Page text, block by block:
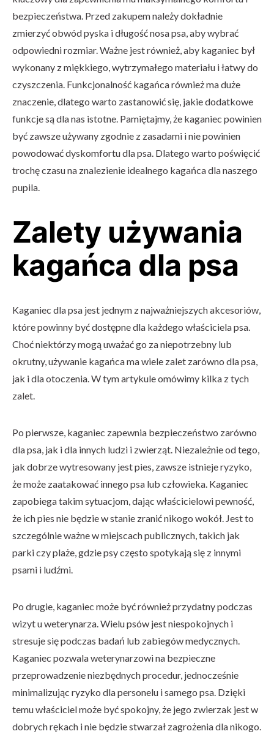
bezpieczeństwa. Przed zakupem należy dokładnie
zmierzyć obwód pyska i długość nosa psa, aby wybrać
odpowiedni rozmiar. Ważne jest również, aby kaganiec był
wykonany z miękkiego, wytrzymałego materiału i łatwy do
czyszczenia. Funkcjonalność kagańca również ma duże
znaczenie, dlatego warto zastanowić się, jakie dodatkowe
funkcje są dla nas istotne. Pamiętajmy, że kaganiec powinien
być zawsze używany zgodnie z zasadami i nie powinien
powodować dyskomfortu dla psa. Dlatego warto poświęcić
trochę czasu na znalezienie idealnego kagańca dla naszego
pupila.
Zalety używania
kagańca dla psa
Kaganiec dla psa jest jednym z najważniejszych akcesoriów,
które powinny być dostępne dla każdego właściciela psa.
Choć niektórzy mogą uważać go za niepotrzebny lub
okrutny, używanie kagańca ma wiele zalet zarówno dla psa,
jak i dla otoczenia. W tym artykule omówimy kilka z tych
zalet.
Po pierwsze, kaganiec zapewnia bezpieczeństwo zarówno
dla psa, jak i dla innych ludzi i zwierząt. Niezależnie od tego,
jak dobrze wytresowany jest pies, zawsze istnieje ryzyko,
że może zaatakować innego psa lub człowieka. Kaganiec
zapobiega takim sytuacjom, dając właścicielowi pewność,
że ich pies nie będzie w stanie zranić nikogo wokół. Jest to
szczególnie ważne w miejscach publicznych, takich jak
parki czy plaże, gdzie psy często spotykają się z innymi
psami i ludźmi.
Po drugie, kaganiec może być również przydatny podczas
wizyt u weterynarza. Wielu psów jest niespokojnych i
stresuje się podczas badań lub zabiegów medycznych.
Kaganiec pozwala weterynarzowi na bezpieczne
przeprowadzenie niezbędnych procedur, jednocześnie
minimalizując ryzyko dla personelu i samego psa. Dzięki
temu właściciel może być spokojny, że jego zwierzak jest w
dobrych rękach i nie będzie stwarzał zagrożenia dla nikogo.